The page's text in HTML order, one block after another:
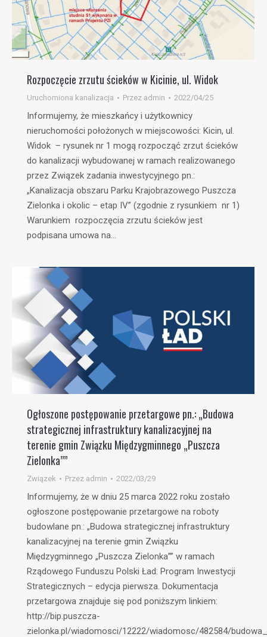
Rozpoczęcie zrzutu ścieków w Kicinie, ul. Widok
Uruchomiona kanalizacja Przez admin 2022/04/25
Informujemy, że mieszkańcy i użytkownicy
nieruchomości położonych w miejscowości: Kicin, ul.
Widok – rysunek nr 1 mogą rozpocząć zrzut ścieków
do kanalizacji wybudowanej w ramach realizowanego
przez Związek zadania inwestycyjnego pn.:
„Kanalizacja obszaru Parku Krajobrazowego Puszcza
Zielonka i okolic – etap IV” (zgodnie z rysunkiem nr 1)
Warunkiem rozpoczęcia zrzutu ścieków jest
podpisana umowa na…
Ogłoszone postępowanie przetargowe pn.: „Budowa
strategicznej infrastruktury kanalizacyjnej na
terenie gmin Związku Międzygminnego „Puszcza
Zielonka””
Związek Przez admin 2022/03/29
Informujemy, że w dniu 25 marca 2022 roku zostało
ogłoszone postępowanie przetargowe na roboty
budowlane pn.: „Budowa strategicznej infrastruktury
kanalizacyjnej na terenie gmin Związku
Międzygminnego „Puszcza Zielonka”” w ramach
Rządowego Funduszu Polski Ład: Program Inwestycji
Strategicznych – edycja pierwsza. Dokumentacja
przetargowa znajduje się pod poniższym linkiem:
http://bip.puszcza-
zielonka.pl/wiadomosci/12222/wiadomosc/482584/